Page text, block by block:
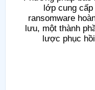
lớp cung
ransomware
lưu, một thành
lược phục